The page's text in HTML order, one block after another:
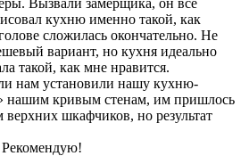
кухню именно такой, как
сложилась окончательно. Не
вариант, но кухня идеально
такой, как мне нравится.
нам установили нашу кухню-
нашим кривым стенам, им пришлось
шкафчиков, но результат